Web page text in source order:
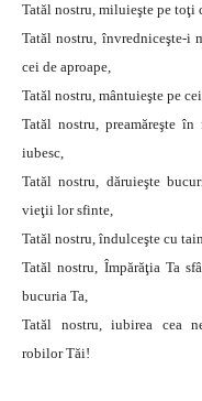
Tatăl nostru, miluieşte pe toţi
Tatăl nostru, învredniceşte-i
cei de aproape,
Tatăl nostru, mântuieşte pe
Tatăl nostru, preamăreşte
iubesc,
Tatăl nostru, dăruieşte
vieţii lor sfinte,
Tatăl nostru, îndulceşte cu
Tatăl nostru, Împărăţia Ta
bucuria Ta,
Tatăl nostru, iubirea cea
robilor Tăi!